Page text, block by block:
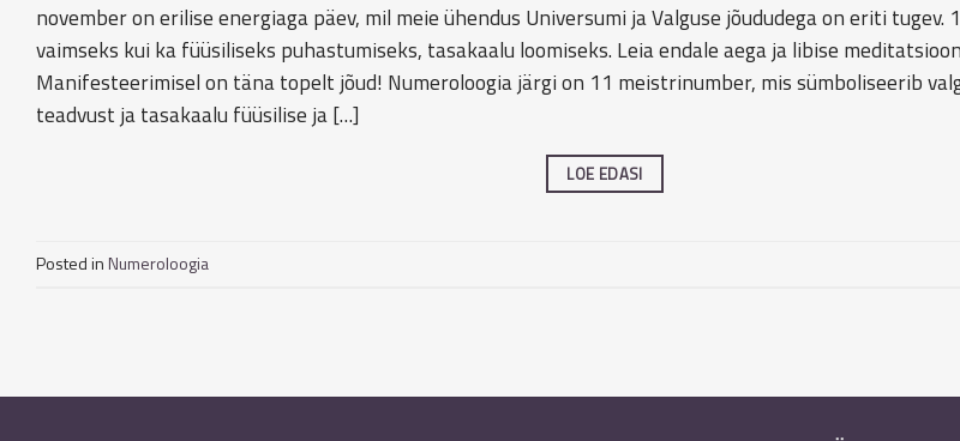
november on erilise energiaga päev, mil meie ühendus Universumi ja Valguse jõududega on eriti tugev.
vaimseks kui ka füüsiliseks puhastumiseks, tasakaalu loomiseks. Leia endale aega ja libise
Manifesteerimisel on täna topelt jõud! Numeroloogia järgi on 11 meistrinumber, mis sümboliseerib
teadvust ja tasakaalu füüsilise ja […]
LOE EDASI
Posted inNumeroloogia